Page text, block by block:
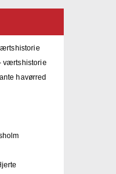
værtshistorie
havørred